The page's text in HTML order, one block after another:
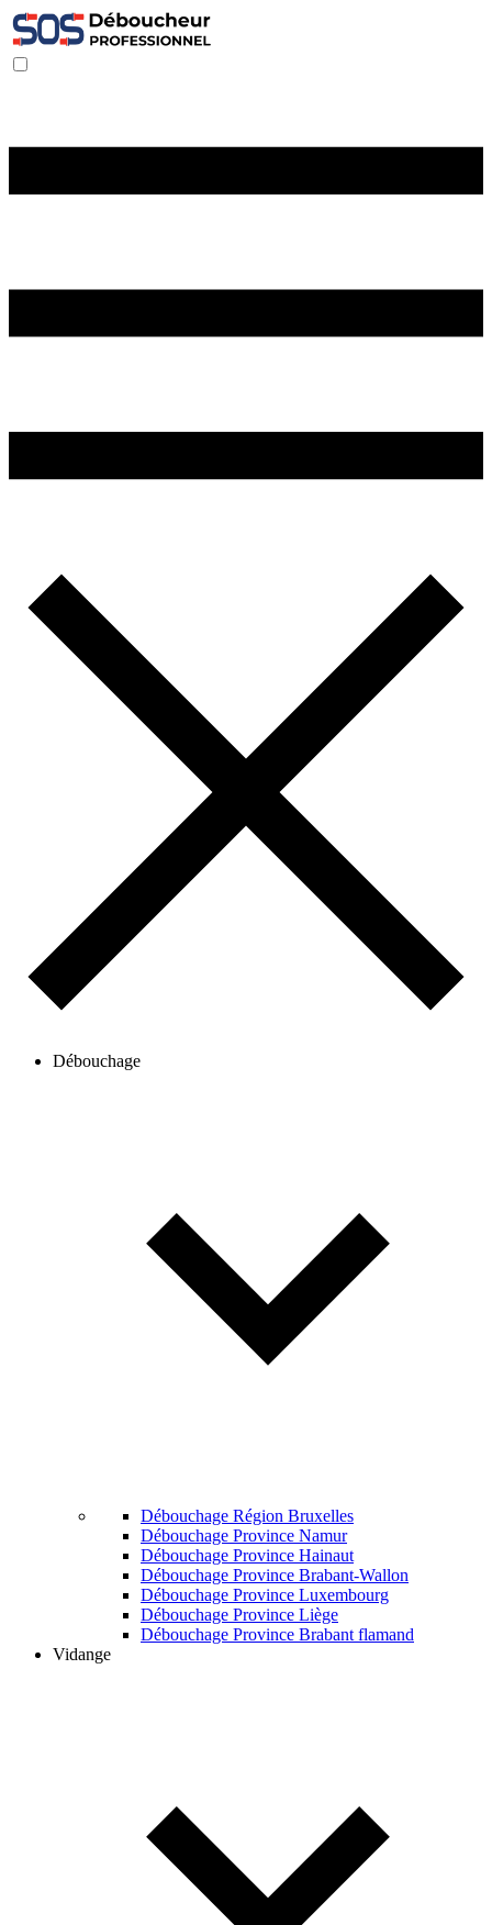
Débouchage
Débouchage Région Bruxelles
Débouchage Province Namur
Débouchage Province Hainaut
Débouchage Province Brabant-Wallon
Débouchage Province Luxembourg
Débouchage Province Liège
Débouchage Province Brabant flamand
Vidange